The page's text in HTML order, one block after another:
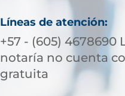
Líneas de atención:
+57 - (605) 4678690
notaría no cuenta
gratuita